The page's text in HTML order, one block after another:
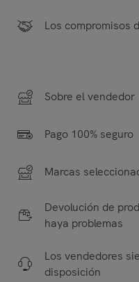
Los compromisos
Sobre el vendedor
Pago 100% seguro
Marcas
Devolución de
haya problemas
Los vendedores
disposición